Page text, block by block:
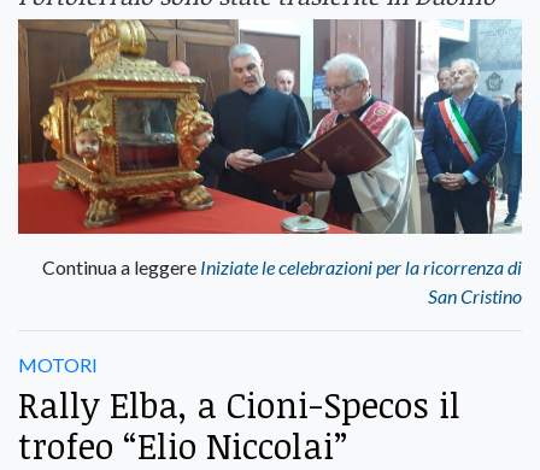
Continua a leggere Iniziate le celebrazioni per la ricorrenza di
San Cristino
MOTORI
Rally Elba, a Cioni-Specos il
trofeo “Elio Niccolai”